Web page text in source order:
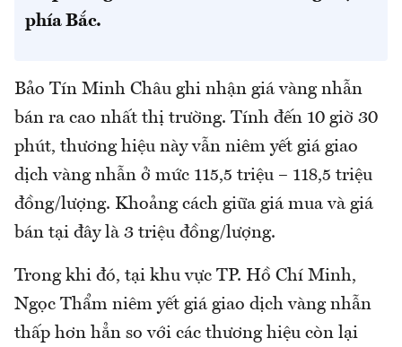
phía Bắc.
Bảo Tín Minh Châu ghi nhận giá vàng nhẫn
bán ra cao nhất thị trường. Tính đến 10 giờ 30
phút, thương hiệu này vẫn niêm yết giá giao
dịch vàng nhẫn ở mức 115,5 triệu – 118,5 triệu
đồng/lượng. Khoảng cách giữa giá mua và giá
bán tại đây là 3 triệu đồng/lượng.
Trong khi đó, tại khu vực TP. Hồ Chí Minh,
Ngọc Thẩm niêm yết giá giao dịch vàng nhẫn
thấp hơn hẳn so với các thương hiệu còn lại